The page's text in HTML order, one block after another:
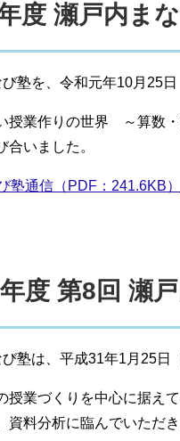
度 瀬戸内ま
塾を、令和元年10月25日
授業作りの世界 ～算数
合いました。
塾通信（PDF：241.6KB）
度 第8回 瀬
塾は、平成31年1月25日
授業づくりを中心に据え
資料分析に臨んでいただき